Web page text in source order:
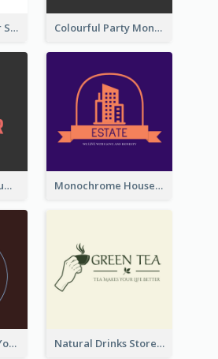
Simple Blue Water Splash Logo Colourful Party Monster Logo For Club
Red And Yellow Dumbbell Logo For Fitness Certre Monochrome House Estate Logo
Simplicity Linear Yoga Logo In Monochrome Natural Drinks Store In Monochrome